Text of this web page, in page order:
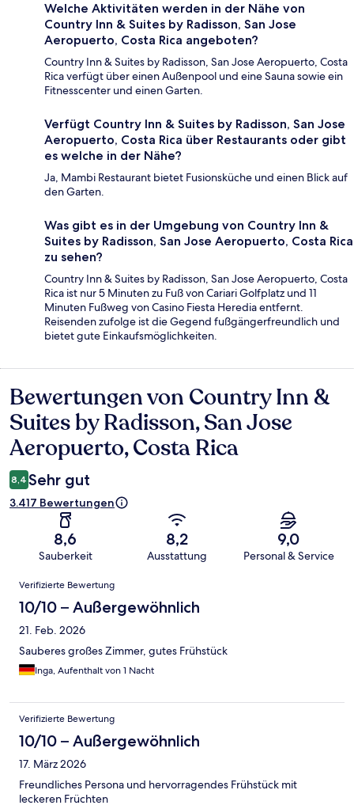
Welche Aktivitäten werden in der Nähe von
Country Inn & Suites by Radisson, San Jose
Aeropuerto, Costa Rica angeboten?
Country Inn & Suites by Radisson, San Jose Aeropuerto, Costa
Rica verfügt über einen Außenpool und eine Sauna sowie ein
Fitnesscenter und einen Garten.
Verfügt Country Inn & Suites by Radisson, San Jose
Aeropuerto, Costa Rica über Restaurants oder gibt
es welche in der Nähe?
Ja, Mambi Restaurant bietet Fusionsküche und einen Blick auf
den Garten.
Was gibt es in der Umgebung von Country Inn &
Suites by Radisson, San Jose Aeropuerto, Costa Rica
zu sehen?
Country Inn & Suites by Radisson, San Jose Aeropuerto, Costa
Rica ist nur 5 Minuten zu Fuß von Cariari Golfplatz und 11
Minuten Fußweg von Casino Fiesta Heredia entfernt.
Reisenden zufolge ist die Gegend fußgängerfreundlich und
bietet gute Einkaufsmöglichkeiten.
Bewertungen
Bewertungen von Country Inn &
Suites by Radisson, San Jose
Aeropuerto, Costa Rica
8,4 Sehr gut
3.417 Bewertungen
8,6
Sauberkeit
8,2
Ausstattung
9,0
Personal & Service
Bewertungen
Verifizierte Bewertung
10/10 – Außergewöhnlich
21. Feb. 2026
Sauberes großes Zimmer, gutes Frühstück
Inga, Aufenthalt von 1 Nacht
Verifizierte Bewertung
10/10 – Außergewöhnlich
17. März 2026
Freundliches Persona und hervorragendes Frühstück mit
leckeren Früchten